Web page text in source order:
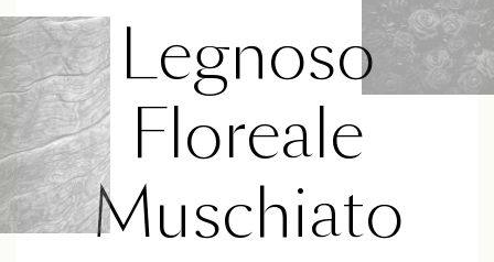
Legnoso
Floreale
Muschiato